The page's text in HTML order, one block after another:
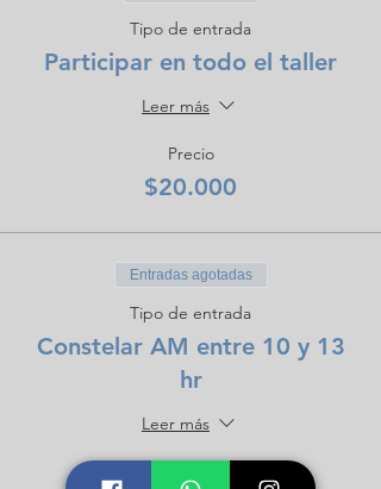
Tipo de entrada
Participar en todo el taller
Leer más
Precio
$20.000
Entradas agotadas
Tipo de entrada
Constelar AM entre 10 y 13
hr
Leer más